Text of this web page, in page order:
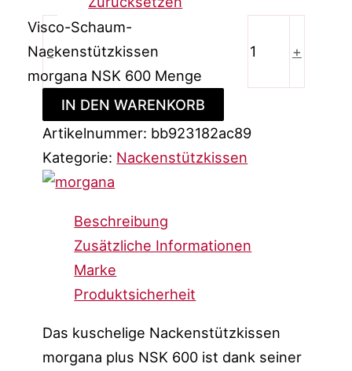
-
Visco-Schaum-
Nackenstützkissen
morgana NSK 600 Menge
+
IN DEN WARENKORB
Artikelnummer: bb923182ac89
Kategorie: Nackenstützkissen
Beschreibung
Zusätzliche Informationen
Marke
Produktsicherheit
Das kuschelige Nackenstützkissen
morgana plus NSK 600 ist dank seiner